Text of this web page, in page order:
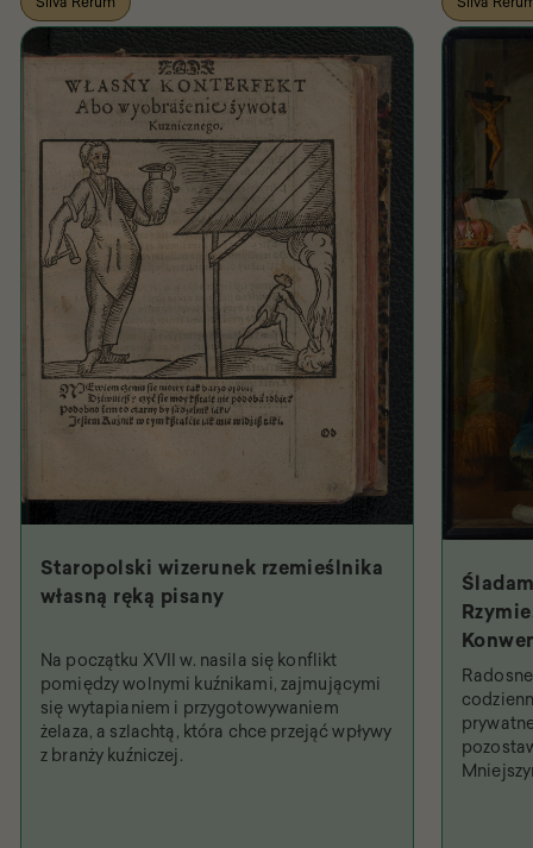
Staropolski wizerunek rzemieślnika
własną ręką pisany
Na początku XVII w. nasila się konflikt
pomiędzy wolnymi kuźnikami, zajmującymi
się wytapianiem i przygotowywaniem
żelaza, a szlachtą, która chce przejąć wpływy
z branży kuźniczej.